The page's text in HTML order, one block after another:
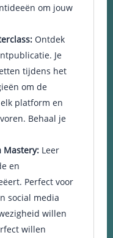
om jouw
Ontdek
Je
tijdens het
om de
platform en
Behaal je
Mastery: Leer
en
Perfect voor
social media
willen
willen